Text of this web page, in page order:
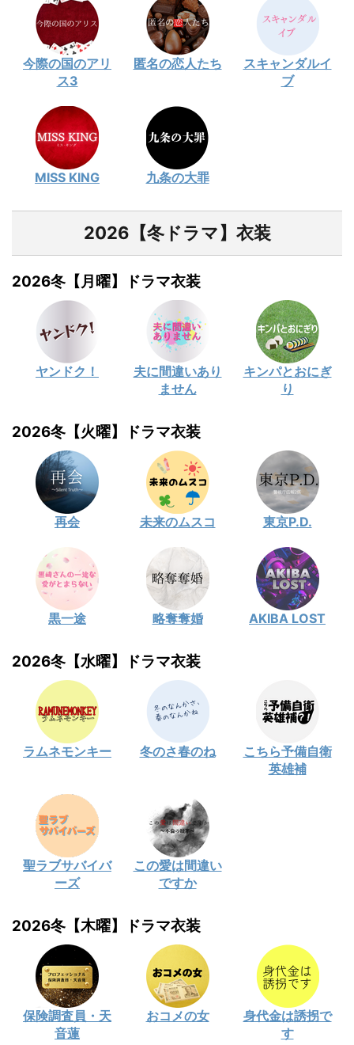
今際の国のアリ
ス3
匿名の恋人たち
スキャンダルイ
ブ
MISS KING 九条の大罪
2026【冬ドラマ】衣装
2026冬【月曜】ドラマ衣装
ヤンドク！
夫に間違いあり
ません
キンパとおにぎ
り
2026冬【火曜】ドラマ衣装
再会 未来のムスコ 東京P.D.
黒一途 略奪奪婚 AKIBA LOST
2026冬【水曜】ドラマ衣装
ラムネモンキー 冬のさ春のね
こちら予備自衛
英雄補
聖ラブサバイバ
ーズ
この愛は間違い
ですか
2026冬【木曜】ドラマ衣装
保険調査員・天
音蓮
おコメの女
身代金は誘拐で
す